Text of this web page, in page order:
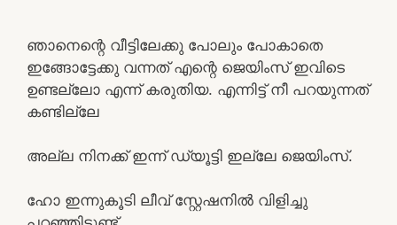
ഞാനെന്റെ വീട്ടിലേക്കു പോലും പോകാതെ
ഇങ്ങോട്ടേക്കു വന്നത് എന്റെ ജെയിംസ് ഇവിടെ
ഉണ്ടല്ലോ എന്ന് കരുതിയ. എന്നിട്ട് നീ പറയുന്നത്
കണ്ടില്ലേ
അല്ല നിനക്ക് ഇന്ന് ഡ്യൂട്ടി ഇല്ലേ ജെയിംസ്.
ഹോ ഇന്നുകൂടി ലീവ് സ്റ്റേഷനിൽ വിളിച്ചു